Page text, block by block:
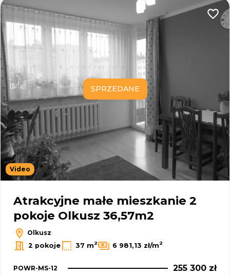
Video
SPRZEDANE
Atrakcyjne małe mieszkanie 2
pokoje Olkusz 36,57m2
Olkusz
2 pokoje
37 m2 6 981,13 zł/m2
POWR-MS-12 255 300 zł